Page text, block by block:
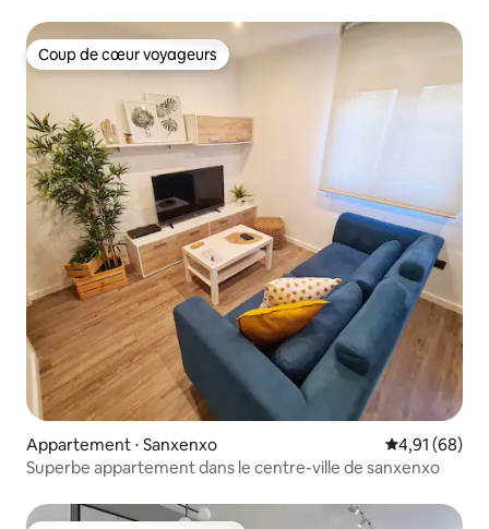
Coup de cœur voyageurs
Coup de cœur voyageurs
Appartement ⋅ Sanxenxo Évaluation
4,91 (68)
Superbe appartement dans le centre-ville de sanxenxo